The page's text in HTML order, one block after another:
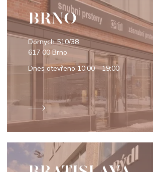
BRNO
Dornych 510/38
617 00 Brno
Dnes otevřeno10:00 - 19:00